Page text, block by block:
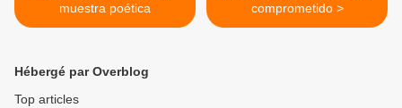
muestra poética
comprometido >
Hébergé par Overblog
Top articles